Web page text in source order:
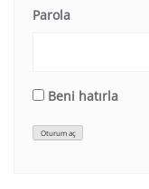
Parola
Beni hatırla
Oturum aç